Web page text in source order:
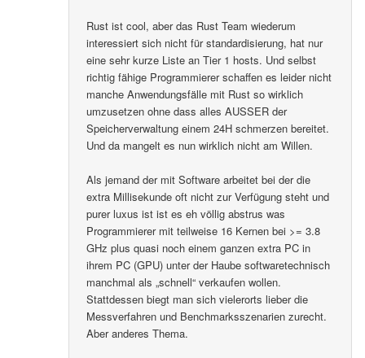
Rust ist cool, aber das Rust Team wiederum
interessiert sich nicht für standardisierung, hat nur
eine sehr kurze Liste an Tier 1 hosts. Und selbst
richtig fähige Programmierer schaffen es leider nicht
manche Anwendungsfälle mit Rust so wirklich
umzusetzen ohne dass alles AUSSER der
Speicherverwaltung einem 24H schmerzen bereitet.
Und da mangelt es nun wirklich nicht am Willen.
Als jemand der mit Software arbeitet bei der die
extra Millisekunde oft nicht zur Verfügung steht und
purer luxus ist ist es eh völlig abstrus was
Programmierer mit teilweise 16 Kernen bei >= 3.8
GHz plus quasi noch einem ganzen extra PC in
ihrem PC (GPU) unter der Haube softwaretechnisch
manchmal als „schnell“ verkaufen wollen.
Stattdessen biegt man sich vielerorts lieber die
Messverfahren und Benchmarksszenarien zurecht.
Aber anderes Thema.